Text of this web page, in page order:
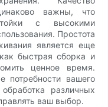
важны, что
с высокими
Простота
является еще
быстрая сборка и
ценное время.
потребности вашего
различных
ваш выбор.